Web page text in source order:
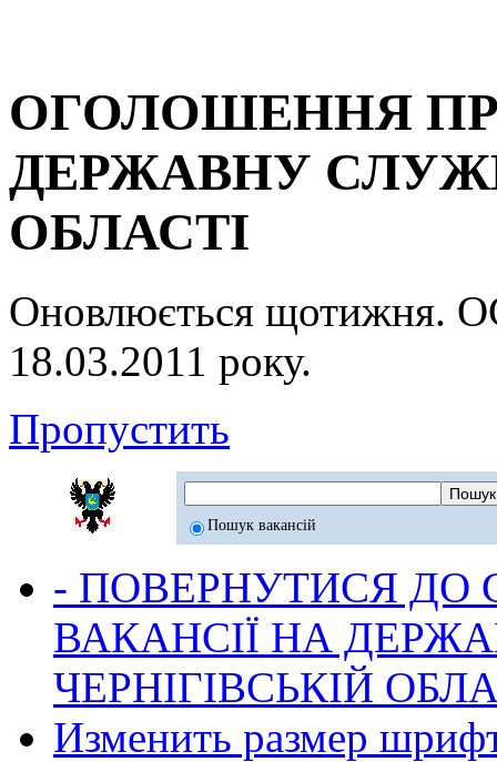
ОГОЛОШЕННЯ
ДЕРЖАВНУ
ОБЛАСТІ
Оновлюється
18.03.2011 року.
Пропустить
Пошук вакансій
- ПОВЕРНУТИСЯ ДО
ВАКАНСІЇ НА
ЧЕРНІГІВСЬКІЙ
Изменить размер